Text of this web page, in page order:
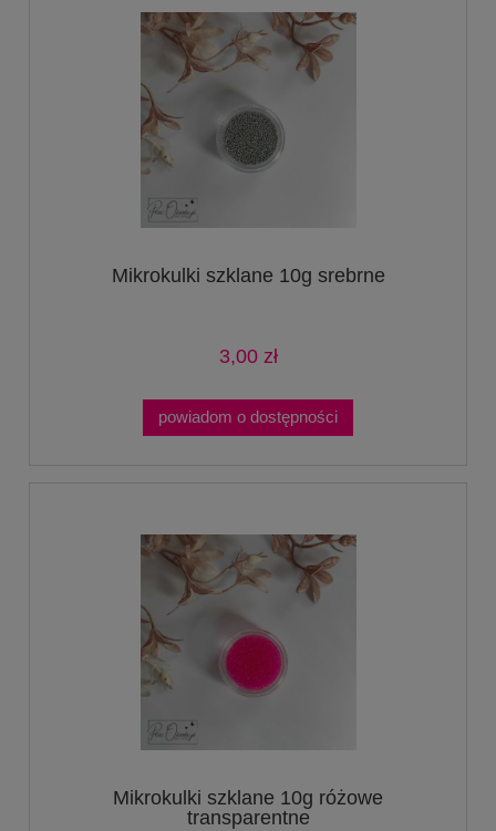
Mikrokulki szklane 10g srebrne
3,00 zł
powiadom o dostępności
Mikrokulki szklane 10g różowe
transparentne